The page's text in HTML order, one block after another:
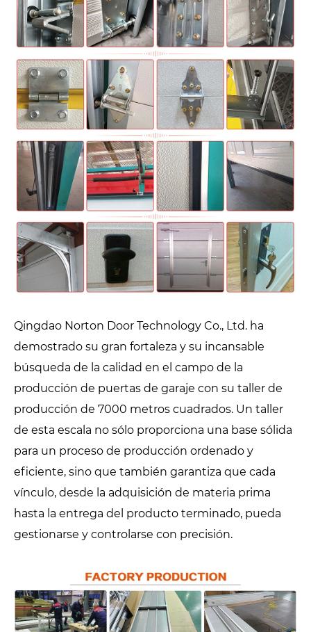
Qingdao Norton Door Technology Co., Ltd. ha
demostrado su gran fortaleza y su incansable
búsqueda de la calidad en el campo de la
producción de puertas de garaje con su taller de
producción de 7000 metros cuadrados. Un taller
de esta escala no sólo proporciona una base sólida
para un proceso de producción ordenado y
eficiente, sino que también garantiza que cada
vínculo, desde la adquisición de materia prima
hasta la entrega del producto terminado, pueda
gestionarse y controlarse con precisión.